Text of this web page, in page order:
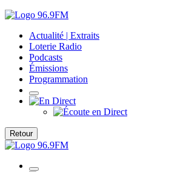
Actualité | Extraits
Loterie Radio
Podcasts
Émissions
Programmation
Retour